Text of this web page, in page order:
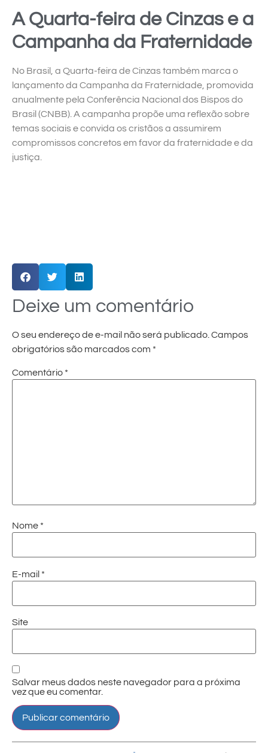
A Quarta-feira de Cinzas e a
Campanha da Fraternidade
No Brasil, a Quarta-feira de Cinzas também marca o
lançamento da Campanha da Fraternidade, promovida
anualmente pela Conferência Nacional dos Bispos do
Brasil (CNBB). A campanha propõe uma reflexão sobre
temas sociais e convida os cristãos a assumirem
compromissos concretos em favor da fraternidade e da
justiça.
Deixe um comentário
O seu endereço de e-mail não será publicado. Campos
obrigatórios são marcados com *
Comentário *
Nome *
E-mail *
Site
Salvar meus dados neste navegador para a próxima
vez que eu comentar.